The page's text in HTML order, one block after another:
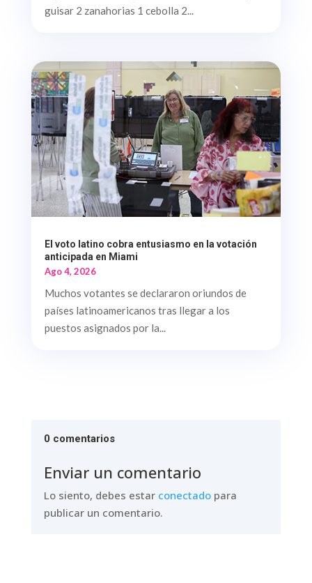
guisar 2 zanahorias 1 cebolla 2...
El voto latino cobra entusiasmo en la votación
anticipada en Miami
Ago 4, 2026
Muchos votantes se declararon oriundos de
países latinoamericanos tras llegar a los
puestos asignados por la...
0 comentarios
Enviar un comentario
Lo siento, debes estar conectadopara
publicar un comentario.